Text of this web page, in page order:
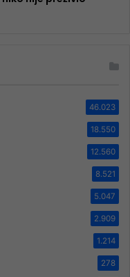
46.023
18.550
12.560
8.521
5.047
2.909
1.214
278